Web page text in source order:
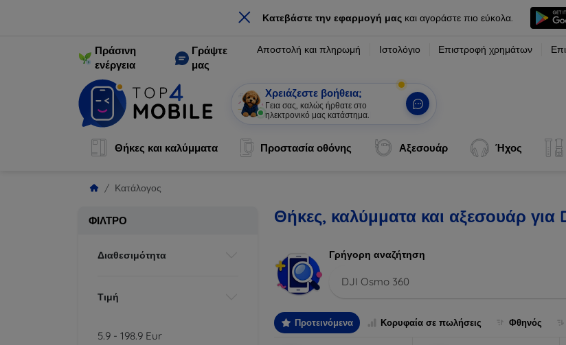
× Κατεβάστε την εφαρμογή μαςκαι αγοράστε πιο εύκολα.
Πράσινη
ενέργεια
Γράψτε
μας
Αποστολή και πληρωμή Ιστολόγιο Επιστροφή χρημάτων
Χρειάζεστε βοήθεια;
Γεια σας, καλώς ήρθατε στο
ηλεκτρονικό μας κατάστημα.
Θήκες και καλύμματα Προστασία οθόνης Αξεσουάρ Ήχος
Κατάλογος
ΦΊΛΤΡΟ
Διαθεσιμότητα
Τιμή
5.9 - 198.9 Eur
Θήκες, καλύμματα και αξεσουάρ για
Γρήγορη αναζήτηση
DJI Osmo 360
Προτεινόμενα Κορυφαία σε πωλήσεις Φθηνός